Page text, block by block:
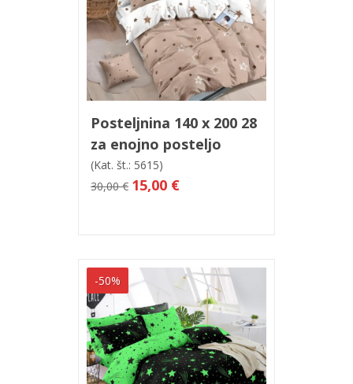
V košarico Hitri ogled
Posteljnina 140 x 200 28
za enojno posteljo
(Kat. št.: 5615)
30,00 € 15,00 €
-50%